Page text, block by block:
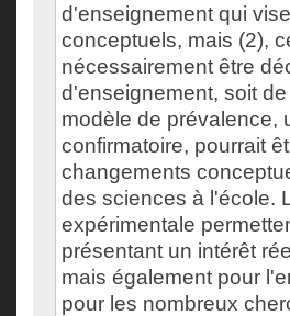
d'enseignement qui
conceptuels, mais (2),
nécessairement être
d'enseignement, soit
modèle de prévalence,
confirmatoire, pourrait
changements
des sciences à l'école.
expérimentale
présentant un intérêt
mais également pour
pour les nombreux